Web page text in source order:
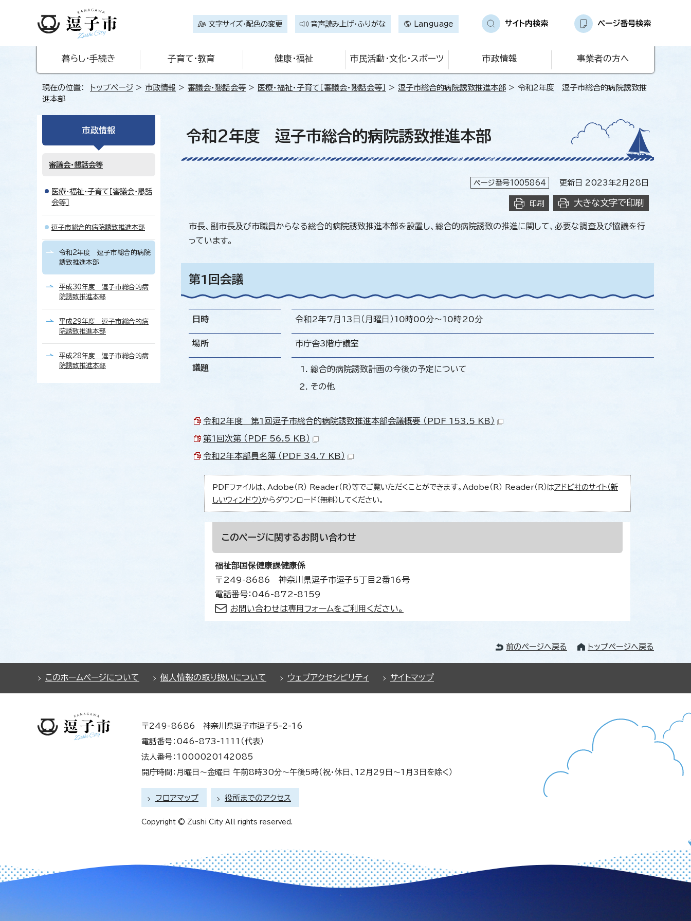
文字サイズ・配色の変更 音声読み上げ・ふりがな Language サイト内検索 ページ番号検索
暮らし・手続き 子育て・教育 健康・福祉 市民活動・文化・スポーツ 市政情報 事業者の方へ
現在の位置： トップページ > 市政情報 > 審議会・懇話会等 > 医療・福祉・子育て［審議会・懇話会等］ > 逗子市総合的病院誘致推進本部 > 令和2年度 逗子市総合的病院誘致推
進本部
令和2年度 逗子市総合的病院誘致推進本部
ページ番号1005864 更新日 2023年2月28日
印刷 大きな文字で印刷
市長、副市長及び市職員からなる総合的病院誘致推進本部を設置し、総合的病院誘致の推進に関して、必要な調査及び協議を行
っています。
第1回会議
日時 令和2年7月13日（月曜日）10時00分～10時20分
場所 市庁舎3階庁議室
議題 総合的病院誘致計画の今後の予定について
その他
令和2年度 第1回逗子市総合的病院誘致推進本部会議概要 （PDF 153.5 KB）
第1回次第 （PDF 56.5 KB）
令和2年本部員名簿 （PDF 34.7 KB）
PDFファイルは、Adobe（R） Reader（R）等でご覧いただくことができます。Adobe（R） Reader（R）はアドビ社のサイト（新
しいウィンドウ）からダウンロード（無料）してください。
このページに関するお問い合わせ
福祉部国保健康課健康係
〒249-8686 神奈川県逗子市逗子5丁目2番16号
電話番号：046-872-8159
お問い合わせは専用フォームをご利用ください。
市政情報
審議会・懇話会等
医療・福祉・子育て［審議会・懇話
会等］
逗子市総合的病院誘致推進本部
令和2年度 逗子市総合的病院
誘致推進本部
平成30年度 逗子市総合的病
院誘致推進本部
平成29年度 逗子市総合的病
院誘致推進本部
平成28年度 逗子市総合的病
院誘致推進本部
前のページへ戻る トップページへ戻る
このホームページについて 個人情報の取り扱いについて ウェブアクセシビリティ サイトマップ
〒249-8686 神奈川県逗子市逗子5-2-16
電話番号：046-873-1111（代表）
法人番号：1000020142085
開庁時間：月曜日～金曜日 午前8時30分～午後5時（祝・休日、12月29日～1月3日を除く）
フロアマップ 役所までのアクセス
Copyright © Zushi City All rights reserved.